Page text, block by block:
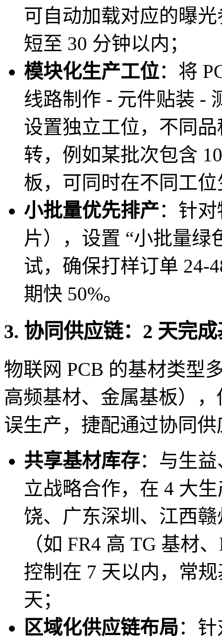
可自动加载对应的曝
短至 30 分钟以内；
模块化生产工位：将
线路制作 - 元件贴装 -
设置独立工位，不同
转，例如某批次包含
板，可同时在不同工
小批量优先排产：针
片），设置 “小批量绿
试，确保打样订单 24-
期快 50%。
3. 协同供应链：2 天完
物联网 PCB 的基材类型
高频基材、金属基板）
误生产，捷配通过协同
共享基材库存：与生
立战略合作，在 4 大
饶、广东深圳、江西
（如 FR4 高 TG 基材
控制在 7 天以内，常
天；
区域化供应链布局：